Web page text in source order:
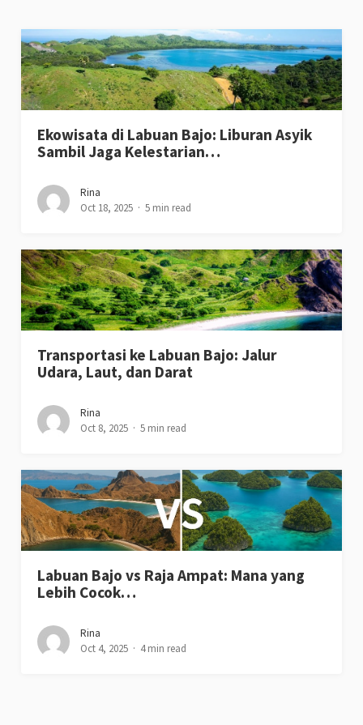
Ekowisata di Labuan Bajo: Liburan Asyik
Sambil Jaga Kelestarian…
Rina
Oct 18, 2025
5 min read
Transportasi ke Labuan Bajo: Jalur
Udara, Laut, dan Darat
Rina
Oct 8, 2025
5 min read
Labuan Bajo vs Raja Ampat: Mana yang
Lebih Cocok…
Rina
Oct 4, 2025
4 min read